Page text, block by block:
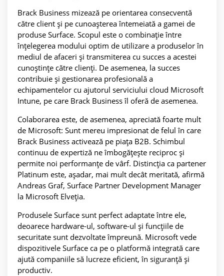
Brack Business mizează pe orientarea consecventă
către client și pe cunoașterea întemeiată a gamei de
produse Surface. Scopul este o combinație între
înțelegerea modului optim de utilizare a produselor în
mediul de afaceri și transmiterea cu succes a acestei
cunoștințe către clienți. De asemenea, la succes
contribuie și gestionarea profesională a
echipamentelor cu ajutorul serviciului cloud Microsoft
Intune, pe care Brack Business îl oferă de asemenea.
Colaborarea este, de asemenea, apreciată foarte mult
de Microsoft: Sunt mereu impresionat de felul în care
Brack Business activează pe piața B2B. Schimbul
continuu de expertiză ne îmbogățește reciproc și
permite noi performanțe de vârf. Distincția ca partener
Platinum este, așadar, mai mult decât meritată, afirmă
Andreas Graf, Surface Partner Development Manager
la Microsoft Elveția.
Produsele Surface sunt perfect adaptate între ele,
deoarece hardware-ul, software-ul și funcțiile de
securitate sunt dezvoltate împreună. Microsoft vede
dispozitivele Surface ca pe o platformă integrată care
ajută companiile să lucreze eficient, în siguranță și
productiv.